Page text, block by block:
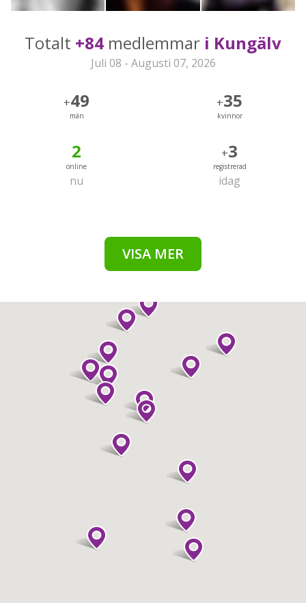
Totalt +84 medlemmar i Kungälv
Juli 08 - Augusti 07, 2026
+49
män
+35
kvinnor
2
online
nu
+3
registrerad
idag
VISA MER